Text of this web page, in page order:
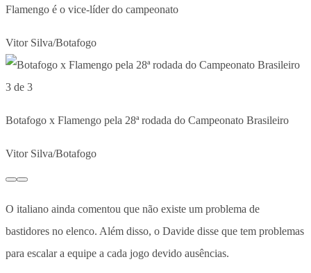
Flamengo é o vice-líder do campeonato
Vitor Silva/Botafogo
3 de 3
Botafogo x Flamengo pela 28ª rodada do Campeonato Brasileiro
Vitor Silva/Botafogo
O italiano ainda comentou que não existe um problema de
bastidores no elenco. Além disso, o Davide disse que tem problemas
para escalar a equipe a cada jogo devido ausências.